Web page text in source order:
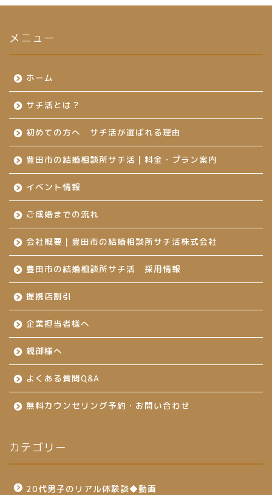
メニュー
ホーム
サチ活とは？
初めての方へ サチ活が選ばれる理由
豊田市の結婚相談所サチ活｜料金・プラン案内
イベント情報
ご成婚までの流れ
会社概要｜豊田市の結婚相談所サチ活株式会社
豊田市の結婚相談所サチ活 採用情報
提携店割引
企業担当者様へ
親御様へ
よくある質問Q&A
無料カウンセリング予約・お問い合わせ
カテゴリー
20代男子のリアル体験談◆動画